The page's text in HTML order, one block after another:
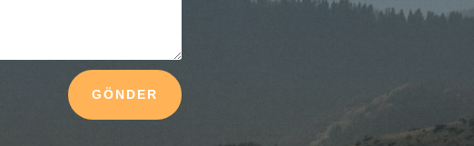
GÖNDER